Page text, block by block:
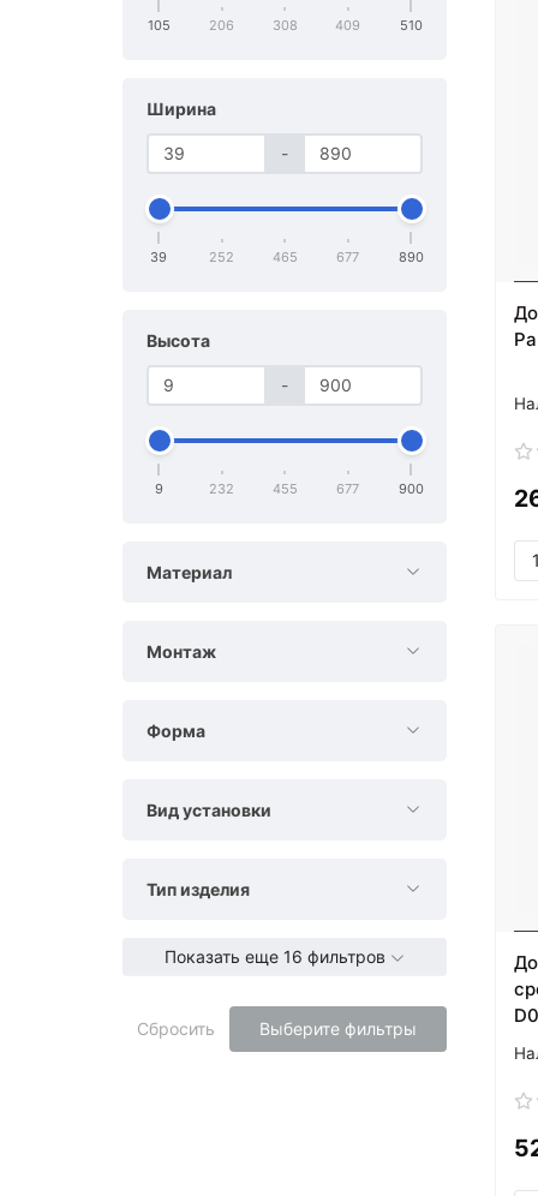
105 206 308 409 510
Ширина
-
39 252 465 677 890
Высота
-
9 232 455 677 900
Материал
Монтаж
Форма
Вид установки
Тип изделия
Показать еще 16 фильтров
Сбросить Выберите фильтры